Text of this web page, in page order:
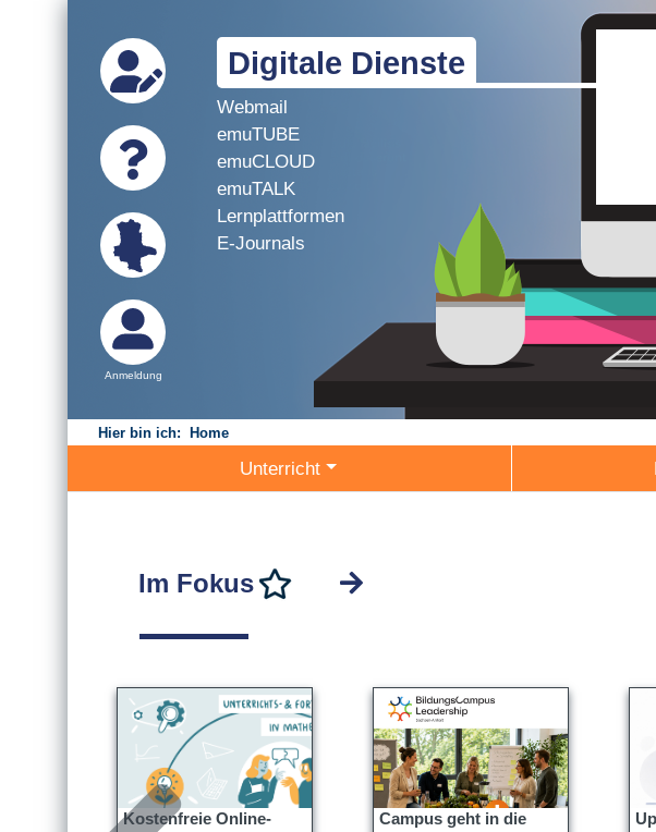
Anmeldung
Digitale Dienste
Webmail
emuTUBE
emuCLOUD
emuTALK
Lernplattformen
E-Journals
Hier bin ich: Home
Unterricht
Im Fokus
Kostenfreie Online-
Campus geht in die